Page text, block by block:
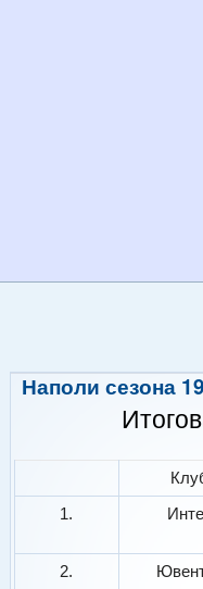
Наполи сезона
1.
2.